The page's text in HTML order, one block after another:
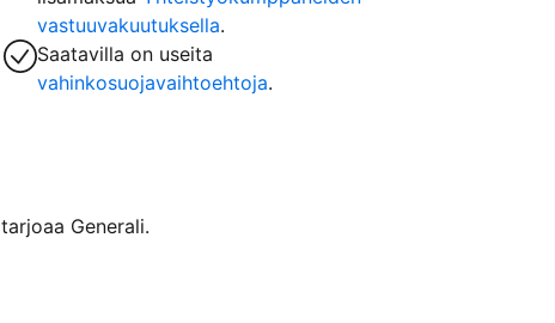
vastuuvakuutuksella.
Saatavilla on useita
vahinkosuojavaihtoehtoja.
Generali.